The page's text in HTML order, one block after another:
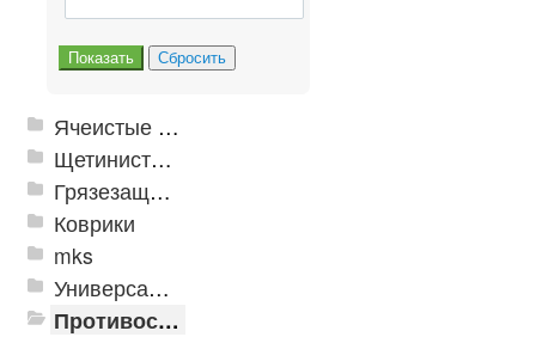
Ячеистые грязезащитные покрытия
Щетинистые покрытия
Грязезащитные, влаговпитывающие покрытия
Коврики
mks
Универсальные модульные покрытия
Противоскользящая защита для лестниц, профили, ленты